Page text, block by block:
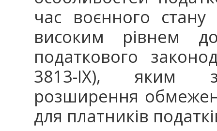
час воєнного стану
високим рівнем
податкового
3813-ІХ), яким
розширення
для платників